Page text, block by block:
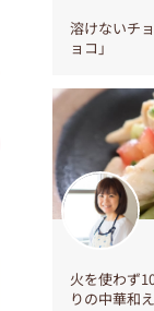
溶けないチ
ョコ」
火を使わず
りの中華和